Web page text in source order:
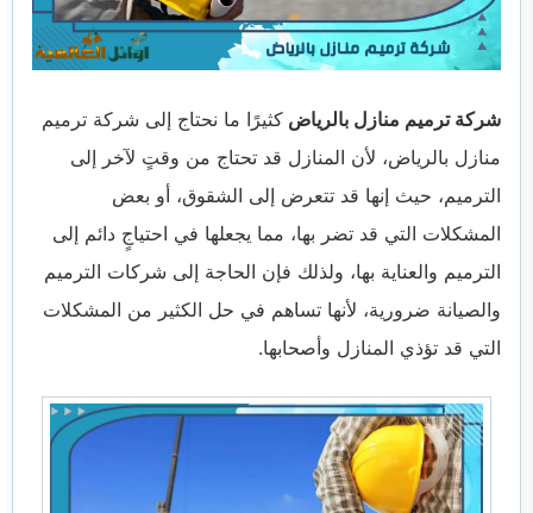
خدمات مكافحة الحشرات
خدمات نقل اثاث
شركة ترميم منازل بالرياض كثيرًا ما نحتاج إلى شركة ترميم
منازل بالرياض، لأن المنازل قد تحتاج من وقتٍ لآخر إلى
الترميم، حيث إنها قد تتعرض إلى الشقوق، أو بعض
المشكلات التي قد تضر بها، مما يجعلها في احتياجٍ دائم إلى
الترميم والعناية بها، ولذلك فإن الحاجة إلى شركات الترميم
والصيانة ضرورية، لأنها تساهم في حل الكثير من المشكلات
التي قد تؤذي المنازل وأصحابها.